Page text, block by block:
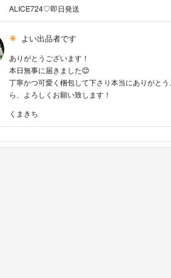
ALICE724♡即日発送
よい出品者です
ありがとうございます！
本日無事に届きました😊
丁寧かつ可愛く梱包して下さり本当にありがと
ら、よろしくお願い致します！
くまきち